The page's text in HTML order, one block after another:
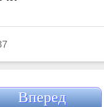
Вперед